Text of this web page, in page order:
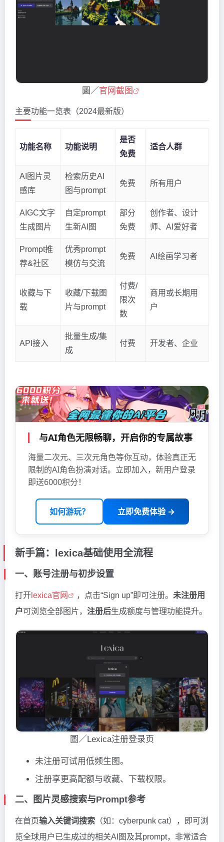
圖／官网截图
主要功能一览表（2024最新版）
功能名称 功能说明
是否
免费
适合人群
AI图片灵
感库
检索历史AI
图与prompt
免费 所有用户
AIGC文字
生成图片
自定prompt
生新AI图
部分
免费
创作者、设计
师、AI爱好者
Prompt推
荐&社区
优秀prompt
模仿与交流
免费 AI绘画学习者
收藏与下
载
收藏/下载图
片与prompt
付费/
限次
数
商用或长期用
户
API接入
批量生成/集
成
付费 开发者、企业
与AI角色无限畅聊，开启你的专属故事
海量二次元、三次元角色等你互动，体验真正无
限制的AI角色扮演对话。立即加入，新用户登录
即送6000积分！
如何游玩？ 立即免费体验 →
新手篇：lexica基础使用全流程
一、账号注册与初步设置
打开 lexica官网 ，点击“Sign up”即可注册。 未注册用
户可浏览全部图片， 注册后生成额度与管理功能提升。
圖／Lexica注册登录页
未注册可试用低频生图。
注册享更高配额与收藏、下载权限。
二、图片灵感搜索与Prompt参考
在首页输入关键词搜索 （如：cyberpunk cat），即可浏
览全球用户已生成过的相关AI图及其prompt，非常适合